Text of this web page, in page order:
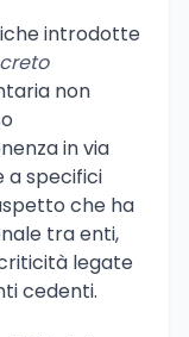
introdotte
non
in via
a specifici
che ha
tra enti,
legate
cedenti.